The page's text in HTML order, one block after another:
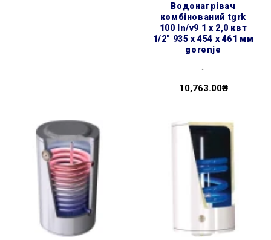
водонагрівач
комбінований tgrk
100 ln/v9 1 х 2,0 квт
1/2″ 935 x 454 x 461 мм
gorenje
10,763.00₴